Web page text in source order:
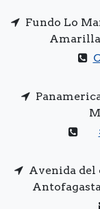
Fundo Lo
Avenida del